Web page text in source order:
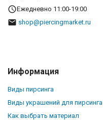
Ежедневно 11:00-19:00
shop@piercingmarket.ru
Информация
Виды пирсинга
Виды украшений для пирсинга
Как выбрать материал